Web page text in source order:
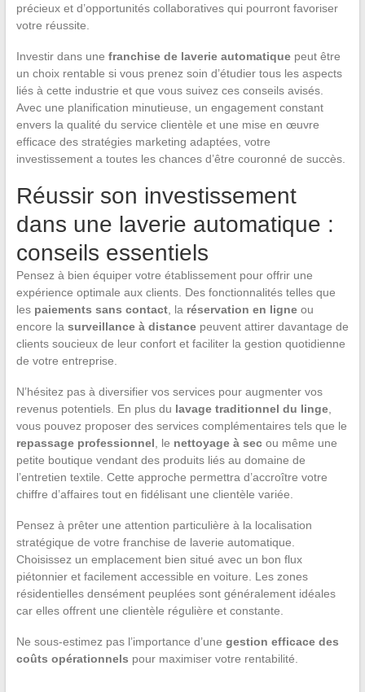
précieux et d’opportunités collaboratives qui pourront favoriser
votre réussite.
Investir dans une franchise de laverie automatiquepeut être
un choix rentable si vous prenez soin d’étudier tous les aspects
liés à cette industrie et que vous suivez ces conseils avisés.
Avec une planification minutieuse, un engagement constant
envers la qualité du service clientèle et une mise en œuvre
efficace des stratégies marketing adaptées, votre
investissement a toutes les chances d’être couronné de succès.
Réussir son investissement
dans une laverie automatique :
conseils essentiels
Pensez à bien équiper votre établissement pour offrir une
expérience optimale aux clients. Des fonctionnalités telles que
les paiements sans contact, la réservation en ligneou
encore la surveillance à distancepeuvent attirer davantage de
clients soucieux de leur confort et faciliter la gestion quotidienne
de votre entreprise.
N’hésitez pas à diversifier vos services pour augmenter vos
revenus potentiels. En plus du lavage traditionnel du linge,
vous pouvez proposer des services complémentaires tels que le
repassage professionnel , le nettoyage à secou même une
petite boutique vendant des produits liés au domaine de
l’entretien textile. Cette approche permettra d’accroître votre
chiffre d’affaires tout en fidélisant une clientèle variée.
Pensez à prêter une attention particulière à la localisation
stratégique de votre franchise de laverie automatique.
Choisissez un emplacement bien situé avec un bon flux
piétonnier et facilement accessible en voiture. Les zones
résidentielles densément peuplées sont généralement idéales
car elles offrent une clientèle régulière et constante.
Ne sous-estimez pas l’importance d’une gestion efficace des
coûts opérationnels pour maximiser votre rentabilité.